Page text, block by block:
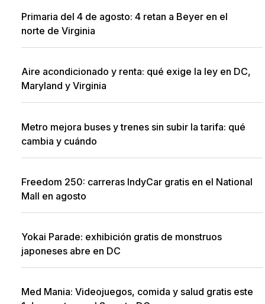
Primaria del 4 de agosto: 4 retan a Beyer en el
norte de Virginia
Aire acondicionado y renta: qué exige la ley en DC,
Maryland y Virginia
Metro mejora buses y trenes sin subir la tarifa: qué
cambia y cuándo
Freedom 250: carreras IndyCar gratis en el National
Mall en agosto
Yokai Parade: exhibición gratis de monstruos
japoneses abre en DC
Med Mania: Videojuegos, comida y salud gratis este